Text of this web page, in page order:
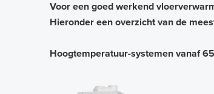
Voor een goed werkend
Hieronder een overzicht van de
Hoogtemperatuur-systemen vanaf